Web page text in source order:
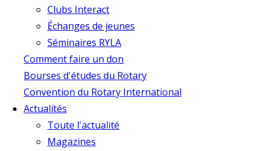
Clubs Interact
Échanges de jeunes
Séminaires RYLA
Comment faire un don
Bourses d'études du Rotary
Convention du Rotary International
Actualités
Toute l'actualité
Magazines